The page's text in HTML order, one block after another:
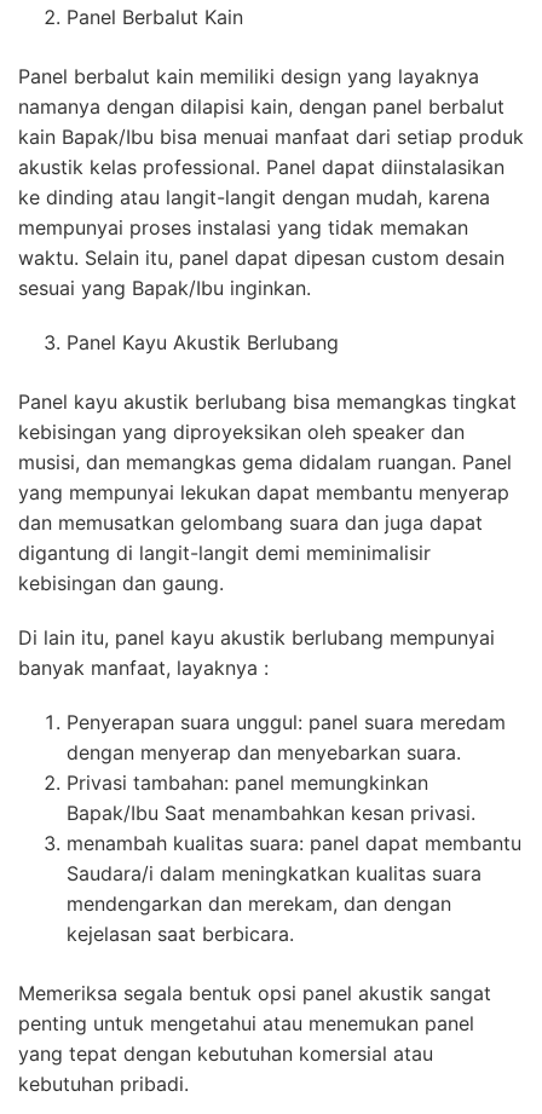
Panel Berbalut Kain
Panel berbalut kain memiliki design yang layaknya
namanya dengan dilapisi kain, dengan panel berbalut
kain Bapak/Ibu bisa menuai manfaat dari setiap produk
akustik kelas professional. Panel dapat diinstalasikan
ke dinding atau langit-langit dengan mudah, karena
mempunyai proses instalasi yang tidak memakan
waktu. Selain itu, panel dapat dipesan custom desain
sesuai yang Bapak/Ibu inginkan.
Panel Kayu Akustik Berlubang
Panel kayu akustik berlubang bisa memangkas tingkat
kebisingan yang diproyeksikan oleh speaker dan
musisi, dan memangkas gema didalam ruangan. Panel
yang mempunyai lekukan dapat membantu menyerap
dan memusatkan gelombang suara dan juga dapat
digantung di langit-langit demi meminimalisir
kebisingan dan gaung.
Di lain itu, panel kayu akustik berlubang mempunyai
banyak manfaat, layaknya :
Penyerapan suara unggul: panel suara meredam
dengan menyerap dan menyebarkan suara.
Privasi tambahan: panel memungkinkan
Bapak/Ibu Saat menambahkan kesan privasi.
menambah kualitas suara: panel dapat membantu
Saudara/i dalam meningkatkan kualitas suara
mendengarkan dan merekam, dan dengan
kejelasan saat berbicara.
Memeriksa segala bentuk opsi panel akustik sangat
penting untuk mengetahui atau menemukan panel
yang tepat dengan kebutuhan komersial atau
kebutuhan pribadi.